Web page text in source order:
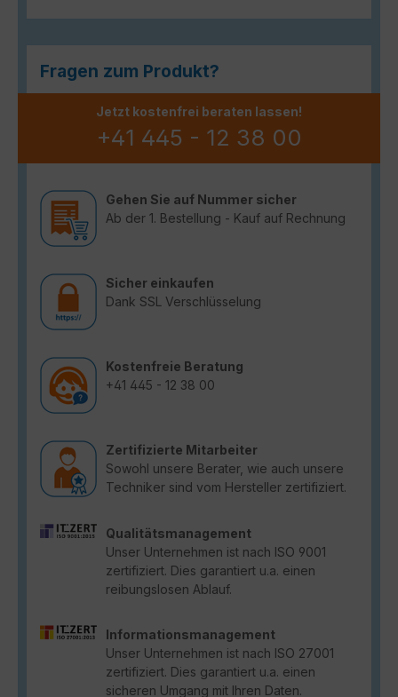
Fragen zum Produkt?
Jetzt kostenfrei beraten lassen!
+41 445 - 12 38 00
Gehen Sie auf Nummer sicher
Ab der 1. Bestellung - Kauf auf Rechnung
Sicher einkaufen
Dank SSL Verschlüsselung
Kostenfreie Beratung
+41 445 - 12 38 00
Zertifizierte Mitarbeiter
Sowohl unsere Berater, wie auch unsere
Techniker sind vom Hersteller zertifiziert.
Qualitätsmanagement
Unser Unternehmen ist nach ISO 9001
zertifiziert. Dies garantiert u.a. einen
reibungslosen Ablauf.
Informationsmanagement
Unser Unternehmen ist nach ISO 27001
zertifiziert. Dies garantiert u.a. einen
sicheren Umgang mit Ihren Daten.